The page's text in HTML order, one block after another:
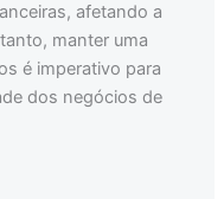
afetando a
manter uma
é imperativo para
dos negócios de